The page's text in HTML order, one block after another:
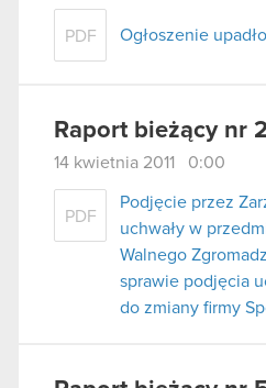
PDF Ogłoszenie
Raport bieżący nr
14 kwietnia 2011 0:00
PDF
Podjęcie przez
uchwały w
Walnego
sprawie podjęcia
do zmiany firmy